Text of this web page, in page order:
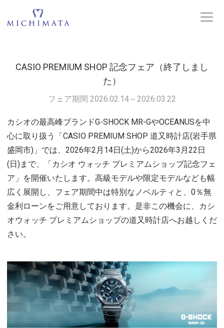
CASIO PREMIUM SHOP 記念フェア（終了しまし
た）
フェア期間 2026.02.14～2026.03.22
カシオの最高峰ブランドG-SHOCK MR-GやOCEANUSを中
心に取り扱う「CASIO PREMIUM SHOP 道又時計店(岩手県
盛岡市)」では、2026年2月14日(土)から2026年3月22日
(日)まで、「カシオ ウォッチ プレミアムショップ記念フェ
ア」を開催いたします。高級モデルや限定モデルなども幅
広く展開し、フェア期間中は特別なノベルティと、0％無
金利ローンをご用意しております。是非この機会に、カシ
オウォッチ プレミアムショップの道又時計店へお越しくだ
さい。